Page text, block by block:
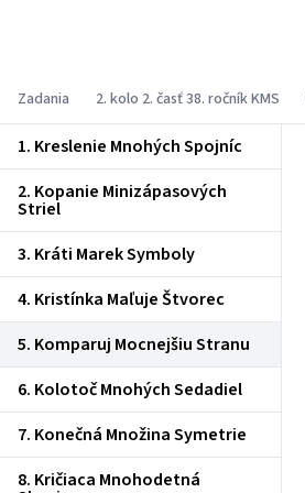
Zadania 2. kolo 2. časť 38. ročník KMS
1. Kreslenie Mnohých Spojníc
2. Kopanie Minizápasových
Striel
3. Kráti Marek Symboly
4. Kristínka Maľuje Štvorec
5. Komparuj Mocnejšiu Stranu
6. Kolotoč Mnohých Sedadiel
7. Konečná Množina Symetrie
8. Kričiaca Mnohodetná